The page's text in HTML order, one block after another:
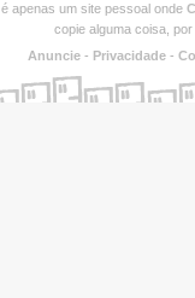
é apenas um site pessoal onde
copie alguma coisa,
Anuncie - Privacidade -